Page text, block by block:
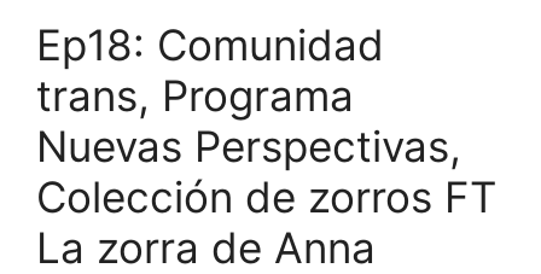
Ep18: Comunidad
trans, Programa
Nuevas Perspectivas,
Colección de zorros FT
La zorra de Anna